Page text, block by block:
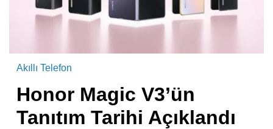
Akıllı Telefon
Honor Magic V3’ün
Tanıtım Tarihi Açıklandı